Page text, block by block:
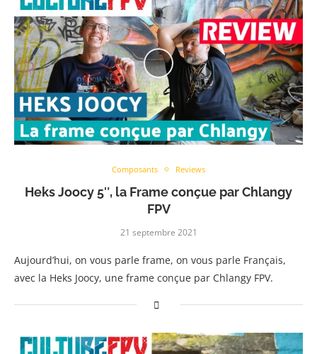
Composants Reviews
Heks Joocy 5″, la Frame conçue par Chlangy
FPV
21 septembre 2021
Aujourd’hui, on vous parle frame, on vous parle Français,
avec la Heks Joocy, une frame conçue par Chlangy FPV.